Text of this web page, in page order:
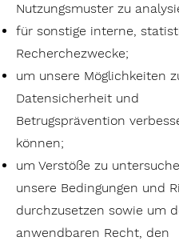
Nutzungsmuster zu
für sonstige interne,
Recherchezwecke;
um unsere Möglichkeiten
Datensicherheit und
Betrugsprävention
können;
um Verstöße zu
unsere Bedingungen und
durchzusetzen sowie um
anwendbaren Recht, den